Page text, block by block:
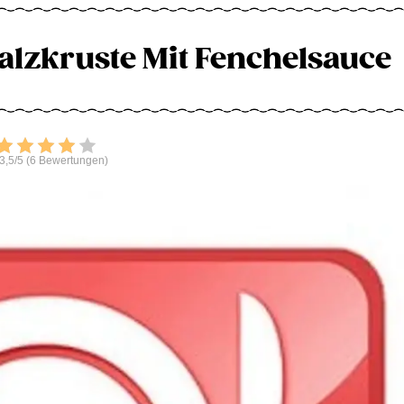
Mit Fenchelsauce
Bewerten
5 (6 Bewertungen)